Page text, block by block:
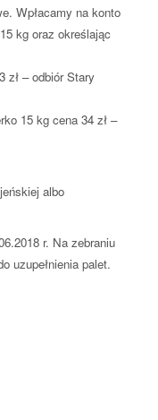
Wpłacamy na konto
kg oraz określając
zł – odbiór Stary
15 kg cena 34 zł –
albo
r. Na zebraniu
uzupełnienia palet.